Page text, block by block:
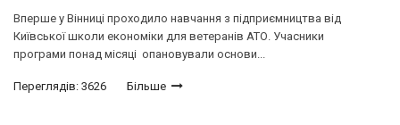
Вперше у Вінниці проходило навчання з підприємництва від
Київської школи економіки для ветеранів АТО. Учасники
програми понад місяці опановували основи...
Переглядів: 3626 Більше